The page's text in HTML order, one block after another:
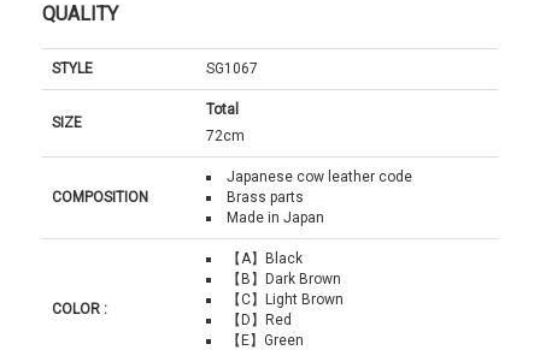
QUALITY
STYLE SG1067
SIZE
Total
72cm
COMPOSITION
Japanese cow leather code
Brass parts
Made in Japan
COLOR :
【A】Black
【B】Dark Brown
【C】Light Brown
【D】Red
【E】Green